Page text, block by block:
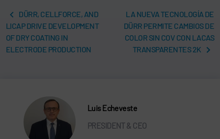
DÜRR, CELLFORCE, AND
LICAP DRIVE DEVELOPMENT
OF DRY COATING IN
ELECTRODE PRODUCTION
LA NUEVA TECNOLOGÍA DE
DÜRR PERMITE CAMBIOS DE
COLOR SIN COV CON LACAS
TRANSPARENTES 2K
Luis Echeveste
PRESIDENT & CEO